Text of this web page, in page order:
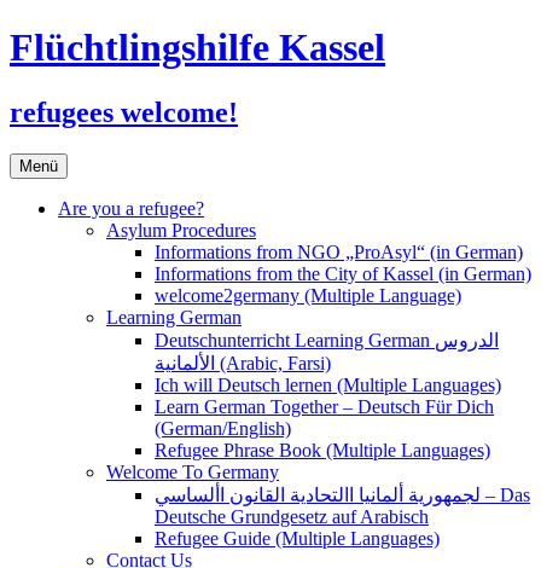
Flüchtlingshilfe Kassel
refugees welcome!
Menü Zum
Inhalt
springen
Are you a refugee?
Asylum Procedures
Informations from NGO „ProAsyl“ (in German)
Informations from the City of Kassel (in German)
welcome2germany (Multiple Language)
Learning German
Deutschunterricht Learning German الدروس
الألمانية (Arabic, Farsi)
Ich will Deutsch lernen (Multiple Languages)
Learn German Together – Deutsch Für Dich
(German/English)
Refugee Phrase Book (Multiple Languages)
Welcome To Germany
لجمهورية ألمانيا االتحادية القانون األساسي – Das
Deutsche Grundgesetz auf Arabisch
Refugee Guide (Multiple Languages)
Contact Us